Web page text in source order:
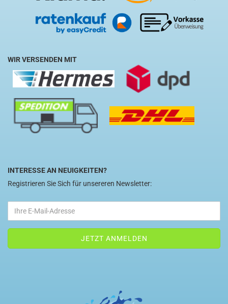
WIR VERSENDEN MIT
INTERESSE AN NEUIGKEITEN?
Registrieren Sie Sich für unsereren Newsletter: